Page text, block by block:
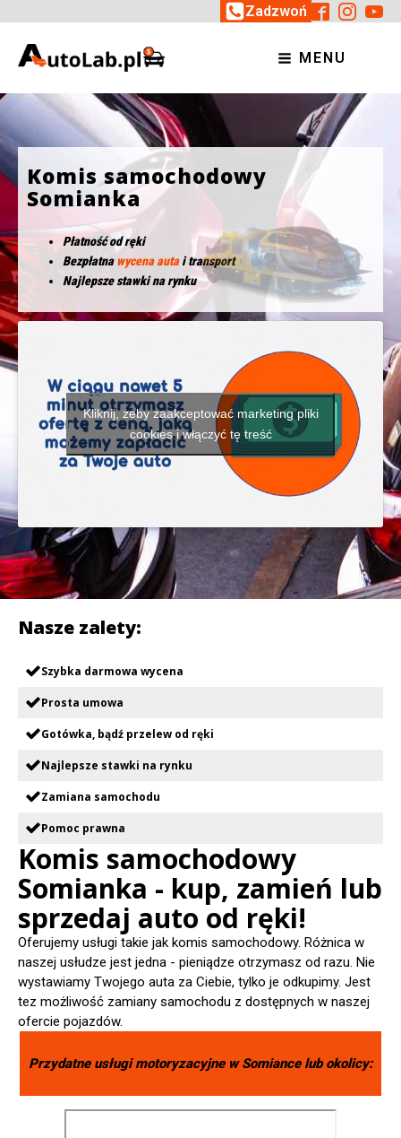
Zadzwoń
MENU
Komis samochodowy
Somianka
Płatność od ręki
Bezpłatnawycena autai transport
Najlepsze stawki na rynku
Kliknij, żeby zaakceptować marketing pliki
cookies i włączyć tę treść
Nasze zalety:
Szybka darmowa wycena
Prosta umowa
Gotówka, bądź przelew od ręki
Najlepsze stawki na rynku
Zamiana samochodu
Pomoc prawna
Komis samochodowy
Somianka - kup, zamień lub
sprzedaj auto od ręki!
Oferujemy usługi takie jak komis samochodowy. Różnica w
naszej usłudze jest jedna - pieniądze otrzymasz od razu. Nie
wystawiamy Twojego auta za Ciebie, tylko je odkupimy. Jest
tez możliwość zamiany samochodu z dostępnych w naszej
ofercie pojazdów.
Przydatne usługi motoryzacyjne wSomiancelub okolicy: